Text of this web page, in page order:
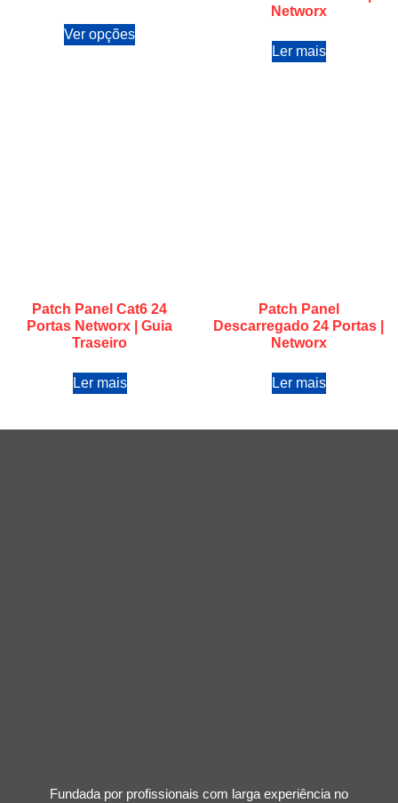
Ver opções
Networx
Ler mais
Patch Panel Cat6 24
Portas Networx | Guia
Traseiro
Ler mais
Patch Panel
Descarregado 24 Portas |
Networx
Ler mais
Fundada por profissionais com larga experiência no